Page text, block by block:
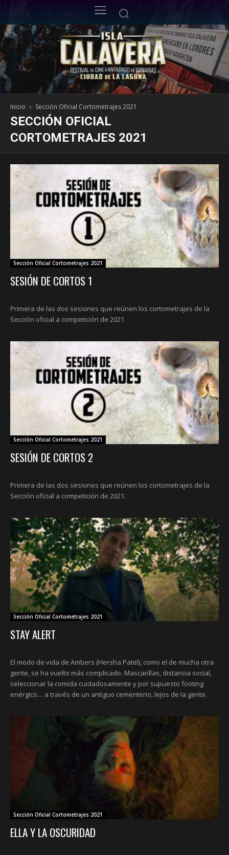
Inicio Sección Oficial Cortometrajes 2021
SECCIÓN OFICIAL
CORTOMETRAJES 2021
Sección Oficial Cortometrajes 2021
SESIÓN DE CORTOS 1
Primera de las dos sesiones que reúnen los cortometrajes de la
Sección oficial a competición de 2021.
Sección Oficial Cortometrajes 2021
SESIÓN DE CORTOS 2
Primera de las dos sesiones que reúnen los cortometrajes de la
Sección oficial a competición de 2021.
Sección Oficial Cortometrajes 2021
STAY ALERT
El modo de vida de Ambers (Hersha Patel), como el de mucha otra
gente, se ha vuelto más complicado. Mascarillas, distancia social,
seleccionar la comida cuidadosamente y por supuesto footing
enérgico… a través de un antiguo cementerio, lejos de la gente.
Sección Oficial Cortometrajes 2021
ELLA Y LA OSCURIDAD